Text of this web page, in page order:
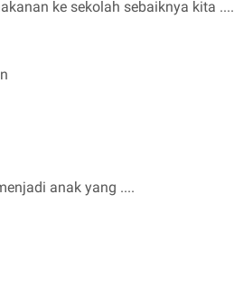
ke sekolah sebaiknya kita ....
anak yang ....